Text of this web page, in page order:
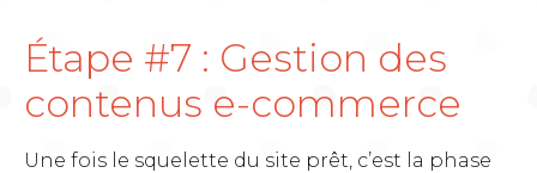
Étape #7 : Gestion des
contenus e-commerce
Une fois le squelette du site prêt, c’est la phase